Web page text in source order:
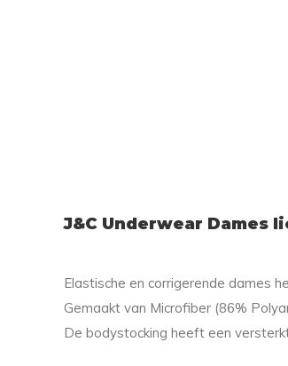
J&C Underwear Dames
Elastische en corrigerende dames
Gemaakt van Microfiber (86%
De bodystocking heeft een